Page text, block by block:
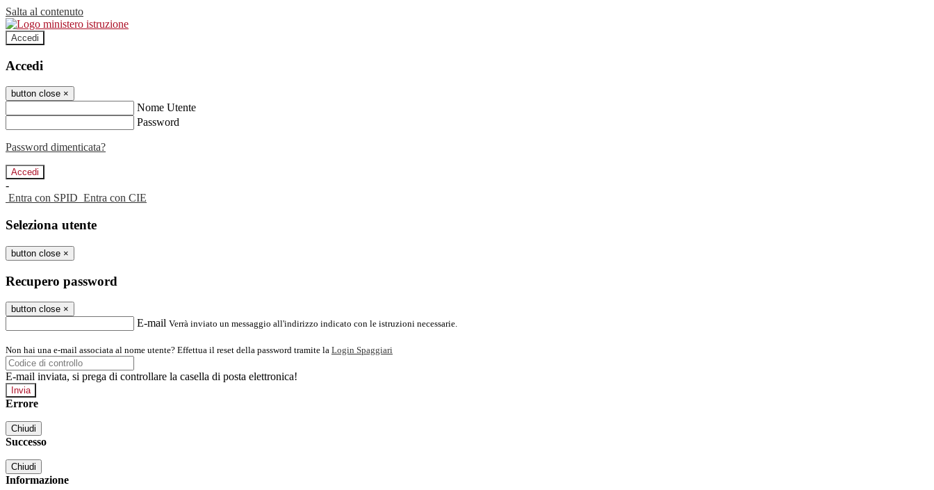
Salta al contenuto
Accedi
Accedi
button close ×
Nome Utente
Password
Password dimenticata?
-
Entra con SPID Entra con CIE
Seleziona utente
button close ×
Recupero password
button close ×
E-mail Verrà inviato un messaggio all'indirizzo indicato con le istruzioni necessarie.
Non hai una e-mail associata al nome utente? Effettua il reset della password tramite la Login Spaggiari
E-mail inviata, si prega di controllare la casella di posta elettronica!
Errore
Chiudi
Successo
Chiudi
Informazione